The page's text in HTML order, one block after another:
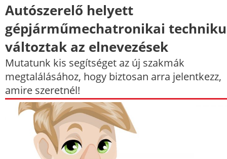
Autószerelő helyett
gépjárműmechatronikai
változtak az elnevezések
Mutatunk kis segítséget az új szakmák
megtalálásához, hogy biztosan arra jelentkezz,
amire szeretnél!